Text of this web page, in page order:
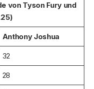
von Tyson Fury und
Anthony Joshua
32
28